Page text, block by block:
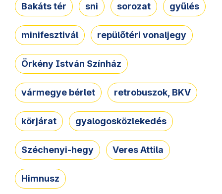
Bakáts tér sni sorozat gyűlés
minifesztivál repülőtéri vonaljegy
Örkény István Színház
vármegye bérlet retrobuszok, BKV
körjárat gyalogosközlekedés
Széchenyi-hegy Veres Attila
Himnusz